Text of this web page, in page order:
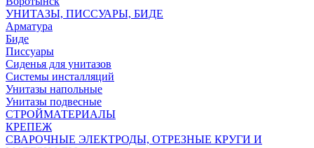
УНИТАЗЫ, ПИССУАРЫ, БИДЕ
Арматура
Биде
Писсуары
Сиденья для унитазов
Системы инсталляций
Унитазы напольные
Унитазы подвесные
СТРОЙМАТЕРИАЛЫ
КРЕПЕЖ
СВАРОЧНЫЕ ЭЛЕКТРОДЫ, ОТРЕЗНЫЕ КРУГИ И